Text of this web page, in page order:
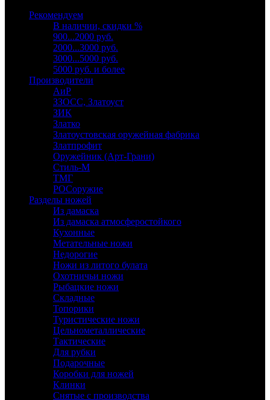
Рекомендуем
В наличии, скидки %
900...2000 руб.
2000...3000 руб.
3000...5000 руб.
5000 руб. и более
Производители
АиР
ЗЗОСС, Златоуст
ЗИК
Златко
Златоустовская оружейная фабрика
Златпрофит
Оружейник (Арт-Грани)
Стиль-М
ТМГ
РОСоружие
Разделы ножей
Из дамаска
Из дамаска атмосферостойкого
Кухонные
Метательные ножи
Недорогие
Ножи из литого булата
Охотничьи ножи
Рыбацкие ножи
Складные
Топорики
Туристические ножи
Цельнометаллические
Тактические
Для рубки
Подарочные
Коробки для ножей
Клинки
Снятые с производства